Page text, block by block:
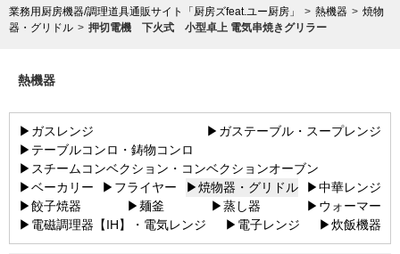
業務用厨房機器/調理道具通販サイト「厨房ズfeat.ユー厨房」 熱機器
焼物
器・グリドル
押切電機 下火式 小型卓上 電気串焼きグリラー
熱機器
▶ガスレンジ
▶ガステーブル・スープレンジ
▶テーブルコンロ・鋳物コンロ
▶スチームコンベクション・コンベクションオーブン
▶ベーカリー
▶フライヤー ▶焼物器・グリドル
▶中華レンジ
▶餃子焼器
▶麺釜 ▶蒸し器
▶ウォーマー
▶電磁調理器【IH】・電気レンジ
▶電子レンジ ▶炊飯機器